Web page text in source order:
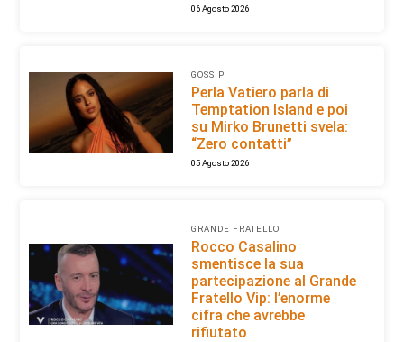
06 Agosto 2026
GOSSIP
Perla Vatiero parla di
Temptation Island e poi
su Mirko Brunetti svela:
“Zero contatti”
05 Agosto 2026
GRANDE FRATELLO
Rocco Casalino
smentisce la sua
partecipazione al Grande
Fratello Vip: l’enorme
cifra che avrebbe
rifiutato